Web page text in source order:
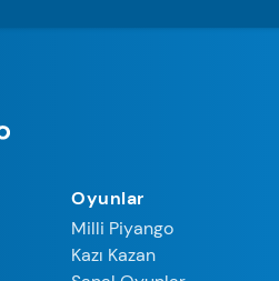
Oyunlar
Milli Piyango
Kazı Kazan